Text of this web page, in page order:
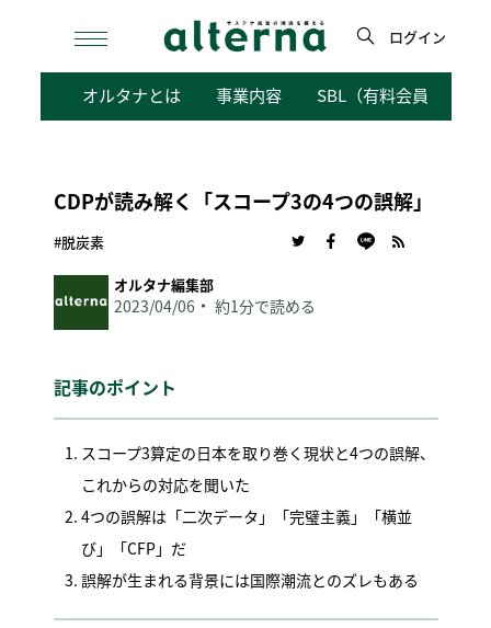
検
ログイン
オルタナとは 事業内容 SBL（有料会員向けサ
CDPが読み解く「スコープ3の4つの誤解」
#脱炭素
オルタナ編集部
2023/04/06 約1分で読める
記事のポイント
スコープ3算定の日本を取り巻く現状と4つの誤解、
これからの対応を聞いた
4つの誤解は「二次データ」「完璧主義」「横並
び」「CFP」だ
誤解が生まれる背景には国際潮流とのズレもある